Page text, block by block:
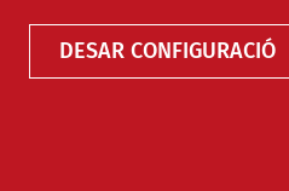
DESAR CONFIGURACIÓ
a
14/07/2022
Entitat redactora